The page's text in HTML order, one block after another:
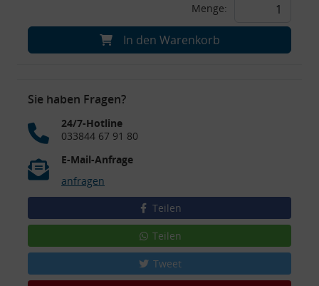
Menge:
In den Warenkorb
Sie haben Fragen?
24/7-Hotline
033844 67 91 80
E-Mail-Anfrage
anfragen
Teilen
Teilen
Tweet